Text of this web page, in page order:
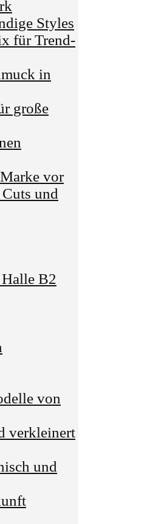
Styles
für Trend-
in
große
vor
und
B2
von
verkleinert
und